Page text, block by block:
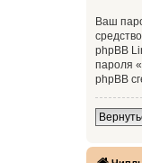
Ваш
phpBB
пароля
phpBB